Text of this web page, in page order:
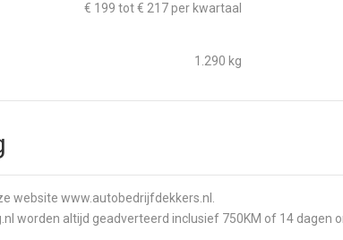
€ 199 tot € 217 per kwartaal
1.290 kg
website www.autobedrijfdekkers.nl.
worden altijd geadverteerd inclusief 750KM of 14 dagen